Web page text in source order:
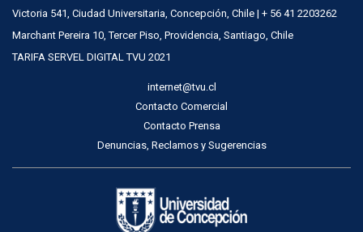
Victoria 541, Ciudad Universitaria, Concepción, Chile | + 56 41 2203262
Marchant Pereira 10, Tercer Piso, Providencia, Santiago, Chile
TARIFA SERVEL DIGITAL TVU 2021
internet@tvu.cl
Contacto Comercial
Contacto Prensa
Denuncias, Reclamos y Sugerencias